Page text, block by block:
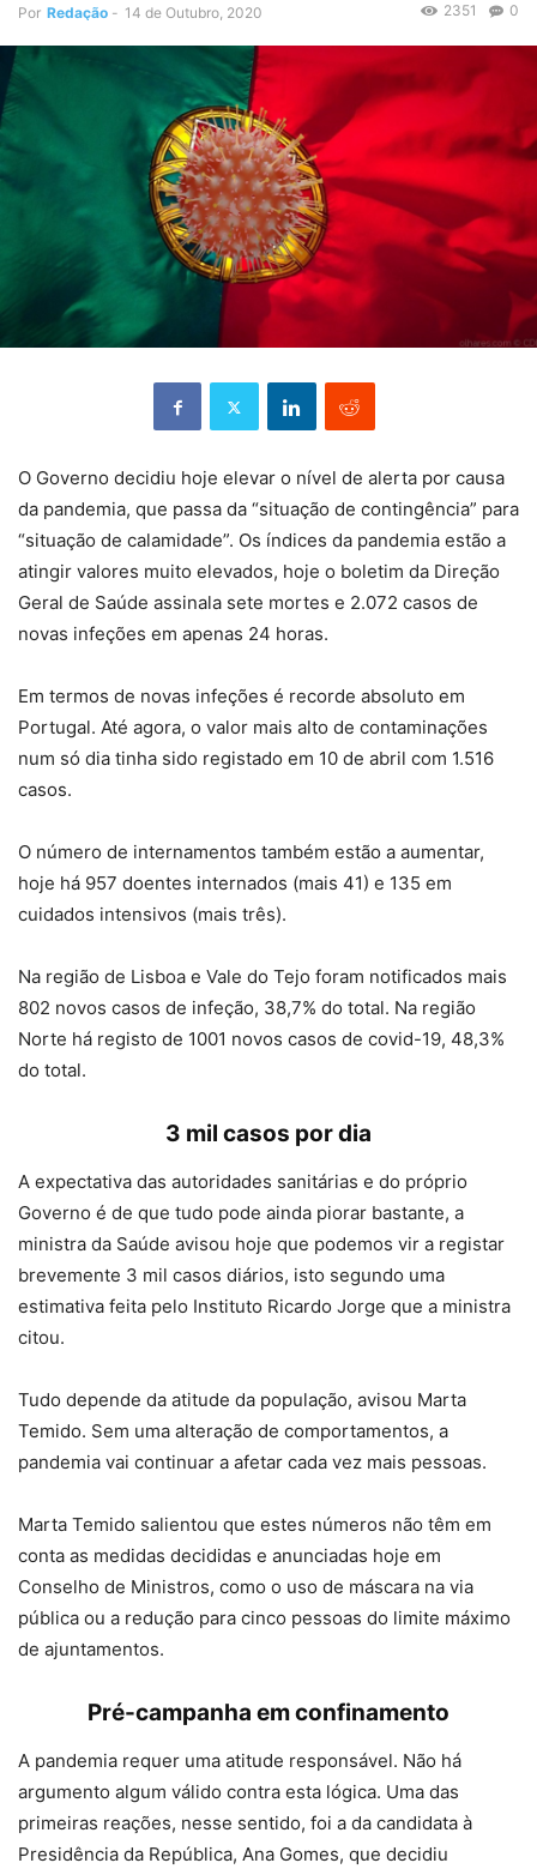
Por Redação - 14 de Outubro, 2020 0
2351
O Governo decidiu hoje elevar o nível de alerta por causa
da pandemia, que passa da “situação de contingência” para
“situação de calamidade”. Os índices da pandemia estão a
atingir valores muito elevados, hoje o boletim da Direção
Geral de Saúde assinala sete mortes e 2.072 casos de
novas infeções em apenas 24 horas.
Em termos de novas infeções é recorde absoluto em
Portugal. Até agora, o valor mais alto de contaminações
num só dia tinha sido registado em 10 de abril com 1.516
casos.
O número de internamentos também estão a aumentar,
hoje há 957 doentes internados (mais 41) e 135 em
cuidados intensivos (mais três).
Na região de Lisboa e Vale do Tejo foram notificados mais
802 novos casos de infeção, 38,7% do total. Na região
Norte há registo de 1001 novos casos de covid-19, 48,3%
do total.
3 mil casos por dia
A expectativa das autoridades sanitárias e do próprio
Governo é de que tudo pode ainda piorar bastante, a
ministra da Saúde avisou hoje que podemos vir a registar
brevemente 3 mil casos diários, isto segundo uma
estimativa feita pelo Instituto Ricardo Jorge que a ministra
citou.
Tudo depende da atitude da população, avisou Marta
Temido. Sem uma alteração de comportamentos, a
pandemia vai continuar a afetar cada vez mais pessoas.
Marta Temido salientou que estes números não têm em
conta as medidas decididas e anunciadas hoje em
Conselho de Ministros, como o uso de máscara na via
pública ou a redução para cinco pessoas do limite máximo
de ajuntamentos.
Pré-campanha em confinamento
A pandemia requer uma atitude responsável. Não há
argumento algum válido contra esta lógica. Uma das
primeiras reações, nesse sentido, foi a da candidata à
Presidência da República, Ana Gomes, que decidiu